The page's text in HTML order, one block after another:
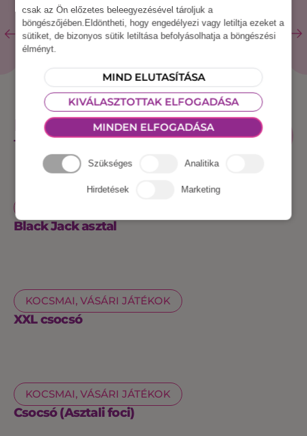
KAPCSOLÓDÓ
TERMÉKEK
ÖSSZES
ESZKÖZ
Black Jack asztal
KOCSMAI, VÁSÁRI JÁTÉKOK
XXL csocsó
KOCSMAI, VÁSÁRI JÁTÉKOK
Csocsó (Asztali foci)
csak az Ön előzetes beleegyezésével tároljuk a
böngészőjében.Eldöntheti, hogy engedélyezi vagy letiltja ezeket a
sütiket, de bizonyos sütik letiltása befolyásolhatja a böngészési
élményt.
MIND ELUTASÍTÁSA
KIVÁLASZTOTTAK ELFOGADÁSA
MINDEN ELFOGADÁSA
Szükséges Analitika
Hirdetések Marketing